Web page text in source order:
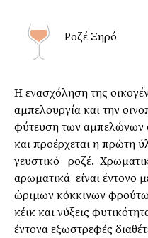
Ροζέ Ξηρό
H ενασχόληση της
αμπελουργία και την
φύτευση των αμπελώνων
και προέρχεται η πρώτη
γευστικό ροζέ.
αρωματικά είναι έντονο
ώριμων κόκκινων
κέικ και νύξεις
έντονα εξωστρεφές